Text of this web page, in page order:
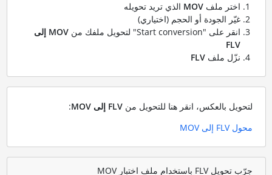
اختر ملف MOVالذي تريد تحويله
غيّر الجودة أو الحجم (اختياري)
انقر على "Start conversion" لتحويل ملفك من
MOV إلى
FLV
نزّل ملف FLV
لتحويل بالعكس، انقر هنا للتحويل من FLV إلى MOV
:
محول FLV إلى MOV
جرّب تحويل FLV باستخدام ملف اختبار MOV